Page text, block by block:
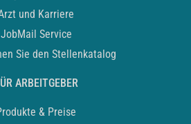
und Karriere
JobMail Service
Sie den Stellenkatalog
ARBEITGEBER
& Preise